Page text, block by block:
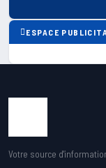
ESPACE
Votre source